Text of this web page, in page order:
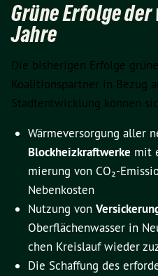
Grüne Erfolge
Jahre
Die bisherigen Erfolge
Koalitionspartner in Bezug
Stadtentwicklung können
Wärmeversorgung aller
Blockheizkraftwerke mit
mierung von CO₂-
Nebenkosten
Nutzung von
Oberflächenwasser in
chen Kreislauf wieder
Die Schaffung des